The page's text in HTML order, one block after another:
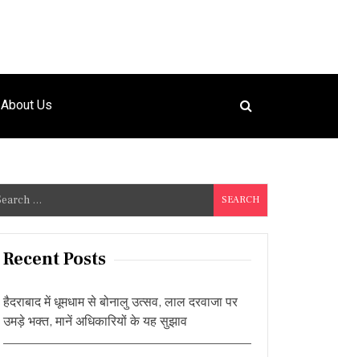
About Us
Recent Posts
हैदराबाद में धूमधाम से बोनालु उत्सव, लाल दरवाजा पर
उमड़े भक्त, मानें अधिकारियों के यह सुझाव